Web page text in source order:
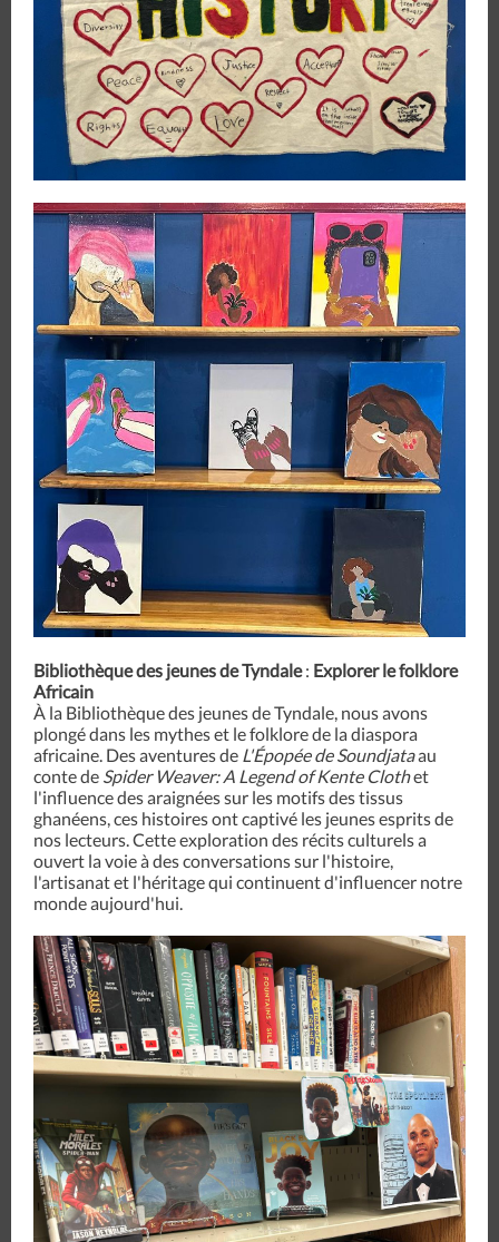
Bibliothèque des jeunes de Tyndale: Explorer le folklore
Africain
À la Bibliothèque des jeunes de Tyndale, nous avons
plongé dans les mythes et le folklore de la diaspora
africaine. Des aventures de L'Épopée de Soundjataau
conte de Spider Weaver: A Legend of Kente Clothet
l'influence des araignées sur les motifs des tissus
ghanéens, ces histoires ont captivé les jeunes esprits de
nos lecteurs. Cette exploration des récits culturels a
ouvert la voie à des conversations sur l'histoire,
l'artisanat et l'héritage qui continuent d'influencer notre
monde aujourd'hui.